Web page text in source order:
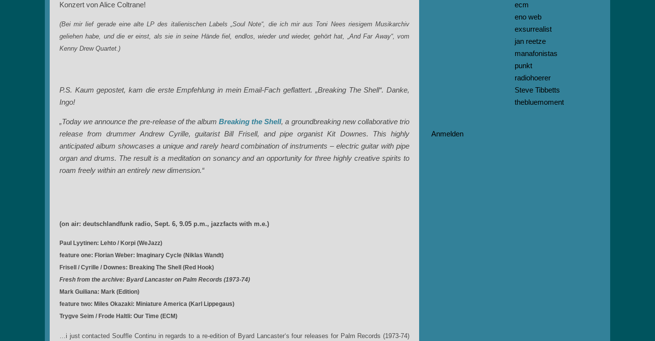
Konzert von Alice Coltrane!
(Bei mir lief gerade eine alte LP des italienischen Labels „Soul Note“, die ich mir aus Toni Nees riesigem Musikarchiv
geliehen habe, und die er einst, als sie in seine Hände fiel, endlos, wieder und wieder, gehört hat, „And Far Away“, vom
Kenny Drew Quartet.)
P.S. Kaum gepostet, kam die erste Empfehlung in mein Email-Fach geflattert. „Breaking The Shell“. Danke,
Ingo!
„Today we announce the pre-release of the albumBreaking the Shell, a groundbreaking new collaborative trio
release from drummer Andrew Cyrille, guitarist Bill Frisell, and pipe organist Kit Downes. This highly
anticipated album showcases a unique and rarely heard combination of instruments – electric guitar with pipe
organ and drums. The result is a meditation on sonancy and an opportunity for three highly creative spirits to
roam freely within an entirely new dimension.“
(on air: deutschlandfunk radio, Sept. 6, 9.05 p.m., jazzfacts with m.e.)
Paul Lyytinen: Lehto / Korpi (WeJazz)
feature one: Florian Weber: Imaginary Cycle (Niklas Wandt)
Frisell / Cyrille / Downes: Breaking The Shell (Red Hook)
Fresh from the archive: Byard Lancaster on Palm Records (1973-74)
Mark Guiliana: Mark (Edition)
feature two: Miles Okazaki: Miniature America (Karl Lippegaus)
Trygve Seim / Frode Haltli: Our Time (ECM)
…i just contacted Souffle Continu in regards to a re-edition of Byard Lancaster‘s four releases for Palm Records (1973-74)
ecm
eno web
exsurrealist
jan reetze
manafonistas
punkt
radiohoerer
Steve Tibbetts
thebluemoment
Anmelden